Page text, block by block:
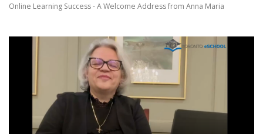
Online Learning Success - A Welcome Address from Anna Maria